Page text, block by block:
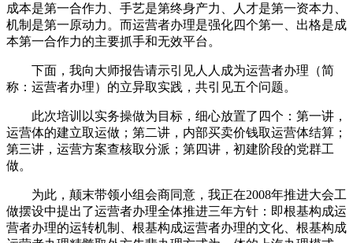
成本是第一合作力、手艺是第终身产力、人才是第一资本力、
机制是第一原动力。而运营者办理是强化四个第一、出格是成
本第一合作力的主要抓手和无效平台。
下面，我向大师报告请示引见人人成为运营者办理（简
称：运营者办理）的立异取实践，共引见五个问题。
此次培训以实务操做为目标，细心放置了四个：第一讲，
运营体的建立取运做；第二讲，内部买卖价钱取运营体结算；
第三讲，运营方案查核取分派；第四讲，初建阶段的党群工
做。
为此，颠末带领小组会商同意，我正在2008年推进大会工
做摆设中提出了运营者办理全体推进三年方针：即根基构成运
营者办理的运转机制、根基构成运营者办理的文化、根基构成